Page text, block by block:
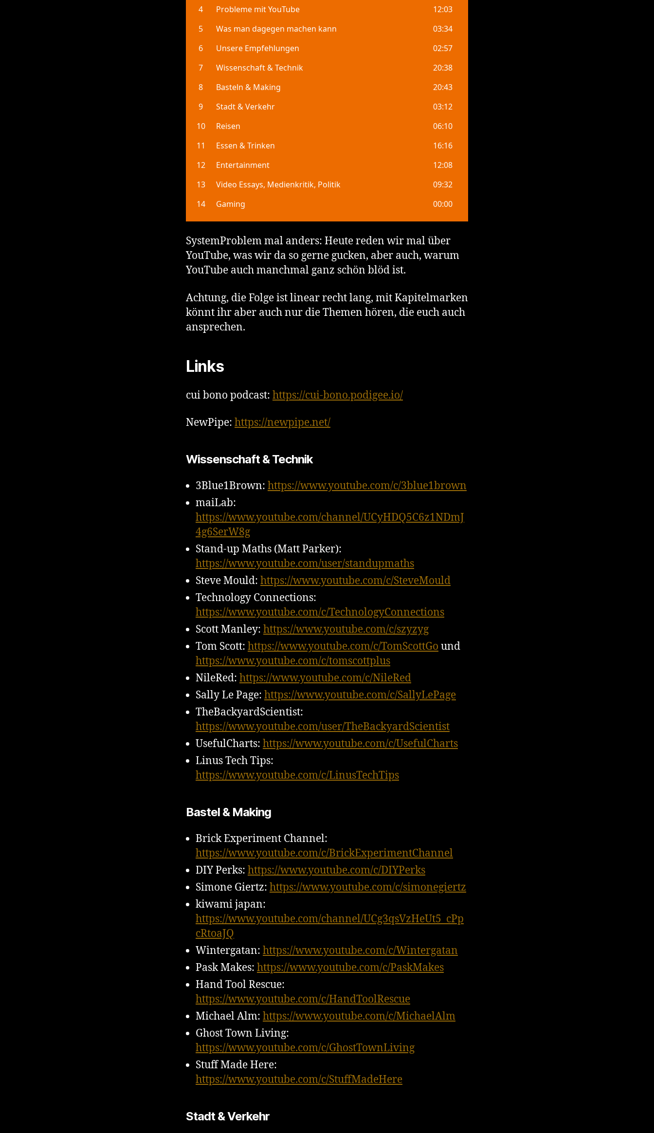
SystemProblem mal anders: Heute reden wir mal über
YouTube, was wir da so gerne gucken, aber auch, warum
YouTube auch manchmal ganz schön blöd ist.
Achtung, die Folge ist linear recht lang, mit Kapitelmarken
könnt ihr aber auch nur die Themen hören, die euch auch
ansprechen.
Links
cui bono podcast: https://cui-bono.podigee.io/
NewPipe: https://newpipe.net/
Wissenschaft & Technik
3Blue1Brown: https://www.youtube.com/c/3blue1brown
maiLab:
https://www.youtube.com/channel/UCyHDQ5C6z1NDmJ
4g6SerW8g
Stand-up Maths (Matt Parker):
https://www.youtube.com/user/standupmaths
Steve Mould: https://www.youtube.com/c/SteveMould
Technology Connections:
https://www.youtube.com/c/TechnologyConnections
Scott Manley: https://www.youtube.com/c/szyzyg
Tom Scott: https://www.youtube.com/c/TomScottGo und
https://www.youtube.com/c/tomscottplus
NileRed: https://www.youtube.com/c/NileRed
Sally Le Page: https://www.youtube.com/c/SallyLePage
TheBackyardScientist:
https://www.youtube.com/user/TheBackyardScientist
UsefulCharts: https://www.youtube.com/c/UsefulCharts
Linus Tech Tips:
https://www.youtube.com/c/LinusTechTips
Bastel & Making
Brick Experiment Channel:
https://www.youtube.com/c/BrickExperimentChannel
DIY Perks: https://www.youtube.com/c/DIYPerks
Simone Giertz: https://www.youtube.com/c/simonegiertz
kiwami japan:
https://www.youtube.com/channel/UCg3qsVzHeUt5_cPp
cRtoaJQ
Wintergatan: https://www.youtube.com/c/Wintergatan
Pask Makes: https://www.youtube.com/c/PaskMakes
Hand Tool Rescue:
https://www.youtube.com/c/HandToolRescue
Michael Alm: https://www.youtube.com/c/MichaelAlm
Ghost Town Living:
https://www.youtube.com/c/GhostTownLiving
Stuff Made Here:
https://www.youtube.com/c/StuffMadeHere
Stadt & Verkehr